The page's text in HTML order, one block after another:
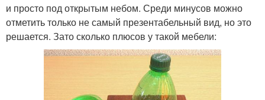
и просто под открытым небом. Среди минусов можно
отметить только не самый презентабельный вид, но это
решается. Зато сколько плюсов у такой мебели: